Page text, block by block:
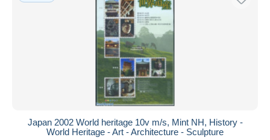
Japan 2002 World heritage 10v m/s, Mint NH, History -
World Heritage - Art - Architecture - Sculpture